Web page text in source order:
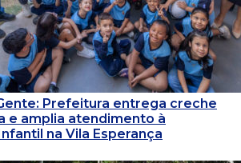
Prefeitura entrega creche
e amplia atendimento à
na Vila Esperança